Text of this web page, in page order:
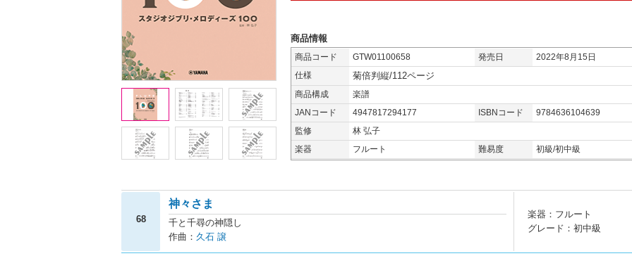
商品情報
商品コード GTW01100658 発売日
2022年8月15日
仕様
菊倍判縦/112ページ
商品構成
楽譜
JANコード
4947817294177 ISBNコード
9784636104639
監修
林 弘子
楽器
フルート 難易度 初級/初中級
68
神々さま
千と千尋の神隠し
作曲： 久石 譲
楽器：フルート
グレード：初中級